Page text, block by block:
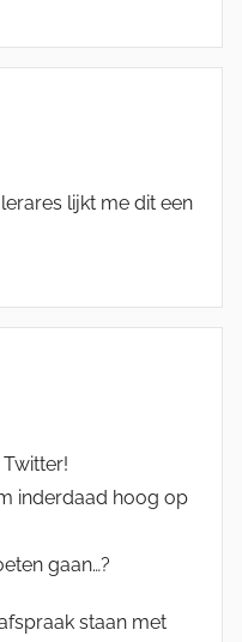
lijkt me dit een
inderdaad hoog op
gaan…?
staan met